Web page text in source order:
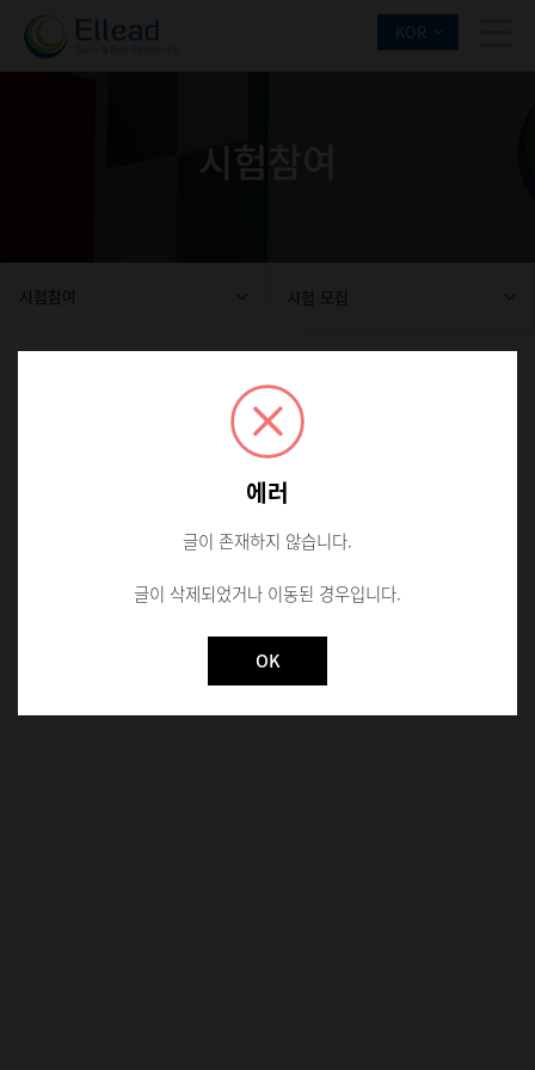
KOR
시험참여
시험참여 시험 모집
시험 모집
에러
글이 존재하지 않습니다.
글이 삭제되었거나 이동된 경우입니다.
OK